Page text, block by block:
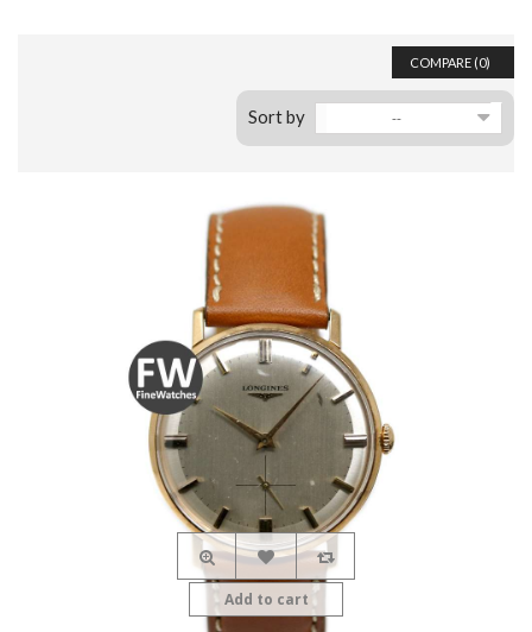
COMPARE (0)
Sort by --
Add to cart